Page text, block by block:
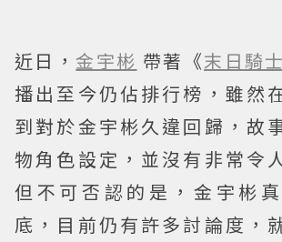
近日， 金宇彬 帶著《末日騎士
播出至今仍佔排行榜，雖然
到對於金宇彬久違回歸，故
物角色設定，並沒有非常令
但不可否認的是，金宇彬
底，目前仍有許多討論度，